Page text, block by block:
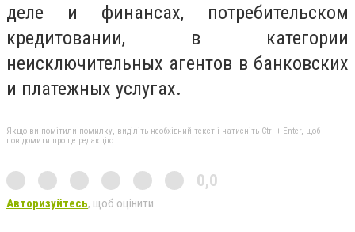
деле и финансах, потребительском
кредитовании, в категории
неисключительных агентов в банковских
и платежных услугах.
Якщо ви помітили помилку, виділіть необхідний текст і натисніть Ctrl + Enter, щоб
повідомити про це редакцію
0,0
Авторизуйтесь, щоб оцінити